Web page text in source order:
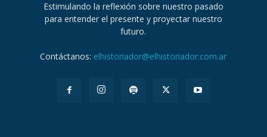
Estimulando la reflexión sobre nuestro pasado
para entender el presente y proyectar nuestro
futuro.
Contáctanos: elhistoriador@elhistoriador.com.ar